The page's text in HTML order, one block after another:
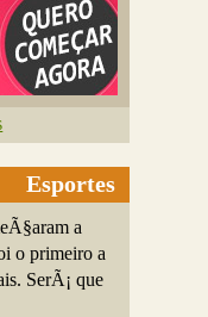
Esportes
a
o primeiro a
SerÃ¡ que